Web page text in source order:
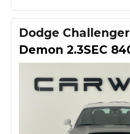
Dodge Challenger